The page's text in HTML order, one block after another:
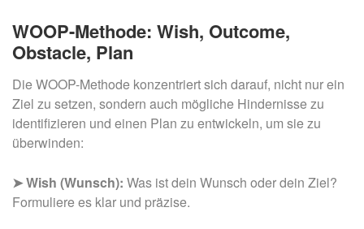
WOOP-Methode: Wish, Outcome,
Obstacle, Plan
Die WOOP-Methode konzentriert sich darauf, nicht nur ein
Ziel zu setzen, sondern auch mögliche Hindernisse zu
identifizieren und einen Plan zu entwickeln, um sie zu
überwinden:
➤ Wish (Wunsch): Was ist dein Wunsch oder dein Ziel?
Formuliere es klar und präzise.